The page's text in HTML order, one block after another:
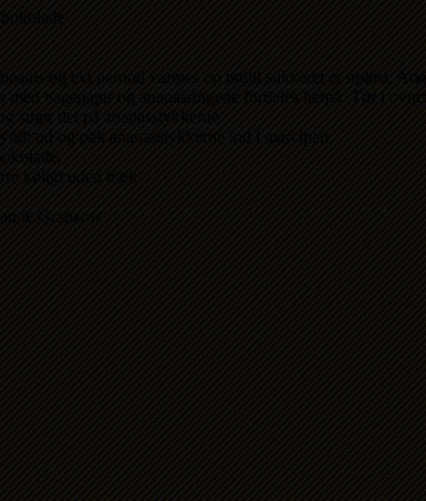
og evt pernod varmes op indtil sukkeret er opløst.
med bagepapir og ananasringene fordeles herpå. Tør i
smør det på ananasstykkerne.
ud og pak ananasstykkerne ind i marcipan.
køligt uden træk
Granzow